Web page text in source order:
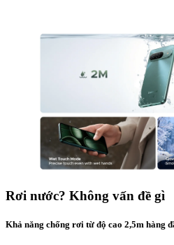
Rơi nước? Không vấn đề gì
Khả năng chống rơi từ độ cao 2,5m hàng